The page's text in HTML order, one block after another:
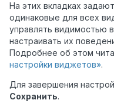
На этих вкладках
одинаковые для всех
управлять видимостью
настраивать их
Подробнее об этом
настройки виджетов».
Для завершения
Сохранить.